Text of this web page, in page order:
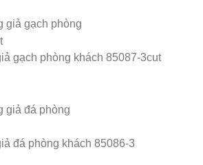
gạch phòng khách 85087-3cut
đá phòng khách 85086-3